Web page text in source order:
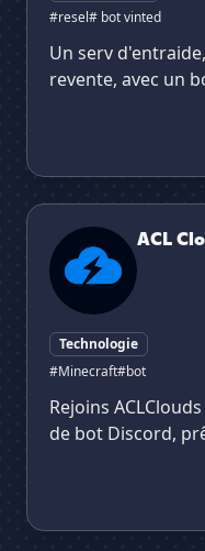
#resel# bot vinted
Un serv
revente, avec un
ACL Clouds - Free
ACL
Technologie
#Minecraft#bot
Rejoins
de bot Discord,